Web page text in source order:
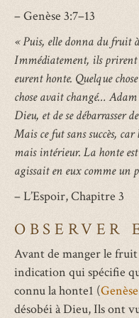
– Genèse 3:7–13
« Puis, elle donna du fruit
Immédiatement, ils prirent
eurent honte. Quelque
chose avait changé… Adam
Dieu, et de se débarrasser
Mais ce fut sans succès,
mais intérieur. La honte est
agissait en eux comme un
– L’Espoir, Chapitre 3
OBSERVER
Avant de manger le fruit
indication qui spécifie
connu la honte1 (
désobéi à Dieu, Ils ont